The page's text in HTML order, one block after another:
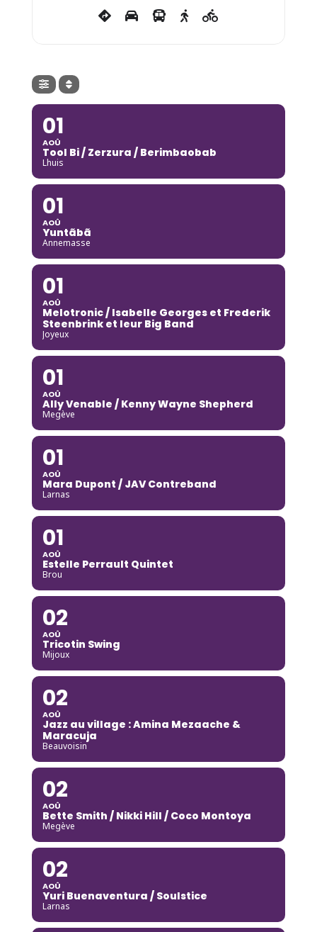
01
AOÛ
Tool Bi / Zerzura / Berimbaobab
Lhuis
01
AOÛ
Yuntãbã
Annemasse
01
AOÛ
Melotronic / Isabelle Georges et Frederik
Steenbrink et leur Big Band
Joyeux
01
AOÛ
Ally Venable / Kenny Wayne Shepherd
Megève
01
AOÛ
Mara Dupont / JAV Contreband
Larnas
01
AOÛ
Estelle Perrault Quintet
Brou
02
AOÛ
Tricotin Swing
Mijoux
02
AOÛ
Jazz au village : Amina Mezaache &
Maracuja
Beauvoisin
02
AOÛ
Bette Smith / Nikki Hill / Coco Montoya
Megève
02
AOÛ
Yuri Buenaventura / Soulstice
Larnas